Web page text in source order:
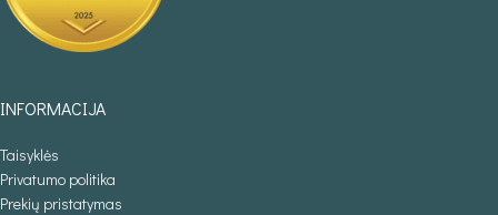
INFORMACIJA
Taisyklės
Privatumo politika
Prekių pristatymas